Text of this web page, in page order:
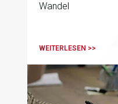
Wandel
WEITERLESEN >>